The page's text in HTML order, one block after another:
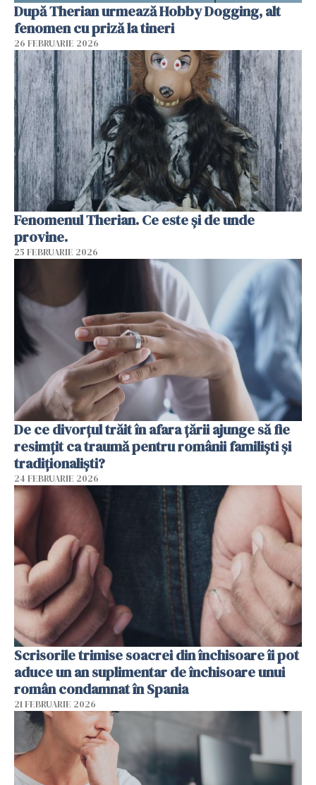
După Therian urmează Hobby Dogging, alt
fenomen cu priză la tineri
26 FEBRUARIE 2026
Fenomenul Therian. Ce este și de unde
provine.
25 FEBRUARIE 2026
De ce divorțul trăit în afara țării ajunge să fie
resimțit ca traumă pentru românii familiști și
tradiționaliști?
24 FEBRUARIE 2026
Scrisorile trimise soacrei din închisoare îi pot
aduce un an suplimentar de închisoare unui
român condamnat în Spania
21 FEBRUARIE 2026